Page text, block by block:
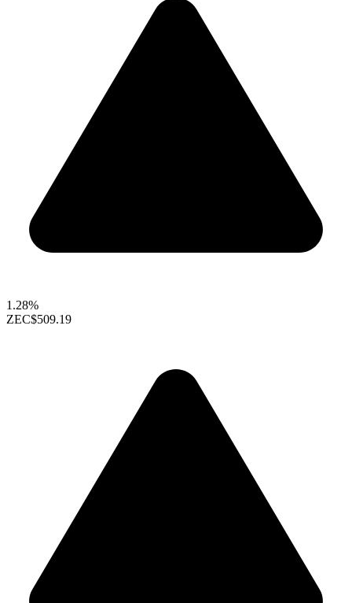
1.28%
ZEC$509.19